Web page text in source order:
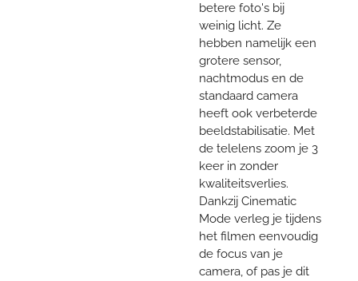
betere foto's bij
weinig licht. Ze
hebben namelijk een
grotere sensor,
nachtmodus en de
standaard camera
heeft ook verbeterde
beeldstabilisatie. Met
de telelens zoom je 3
keer in zonder
kwaliteitsverlies.
Dankzij Cinematic
Mode verleg je tijdens
het filmen eenvoudig
de focus van je
camera, of pas je dit